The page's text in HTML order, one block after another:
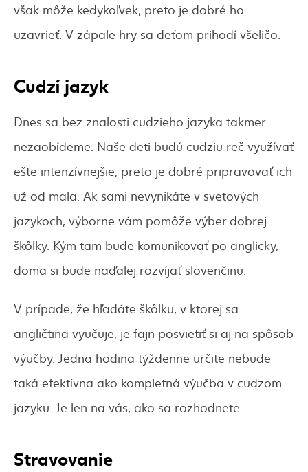
však môže kedykoľvek, preto je dobré ho
uzavrieť. V zápale hry sa deťom prihodí všeličo.
Cudzí jazyk
Dnes sa bez znalosti cudzieho jazyka takmer
nezaobídeme. Naše deti budú cudziu reč využívať
ešte intenzívnejšie, preto je dobré pripravovať ich
už od mala. Ak sami nevynikáte v svetových
jazykoch, výborne vám pomôže výber dobrej
škôlky. Kým tam bude komunikovať po anglicky,
doma si bude naďalej rozvíjať slovenčinu.
V prípade, že hľadáte škôlku, v ktorej sa
angličtina vyučuje, je fajn posvietiť si aj na spôsob
výučby. Jedna hodina týždenne určite nebude
taká efektívna ako kompletná výučba v cudzom
jazyku. Je len na vás, ako sa rozhodnete.
Stravovanie